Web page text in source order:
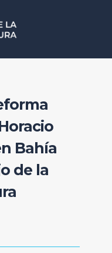
Bahía
de la